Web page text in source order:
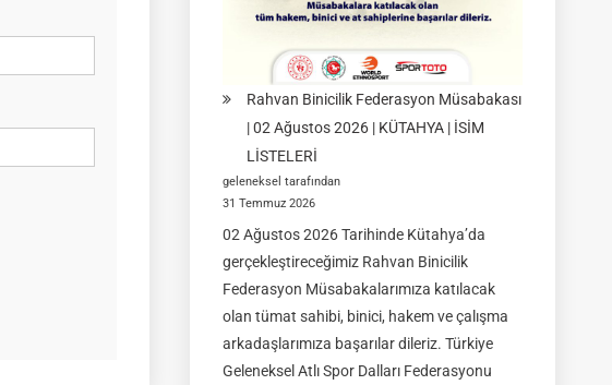
09
2026
|
İSTANBUL
Rahvan Binicilik Federasyon Müsabakası
| 02 Ağustos 2026 | KÜTAHYA | İSİM
LİSTELERİ
geleneksel tarafından
31 Temmuz 2026
02 Ağustos 2026 Tarihinde Kütahya’da
gerçekleştireceğimiz Rahvan Binicilik
Federasyon Müsabakalarımıza katılacak
olan tümat sahibi, binici, hakem ve çalışma
arkadaşlarımıza başarılar dileriz. Türkiye
Geleneksel Atlı Spor Dalları Federasyonu